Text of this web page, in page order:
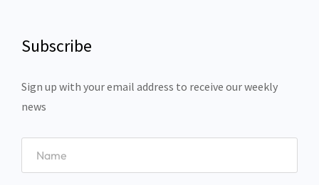
Subscribe
Sign up with your email address to receive our weekly
news